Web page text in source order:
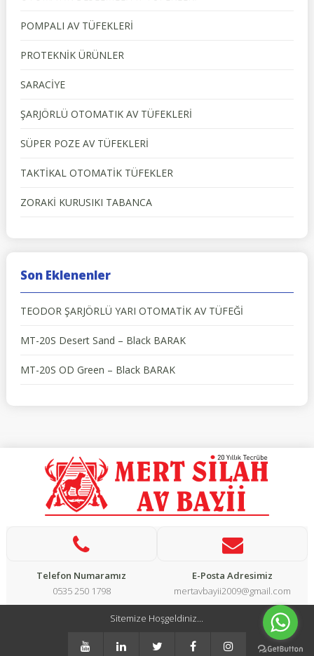
POMPALI AV TÜFEKLERİ
PROTEKNİK ÜRÜNLER
SARACİYE
ŞARJÖRLÜ OTOMATIK AV TÜFEKLERİ
SÜPER POZE AV TÜFEKLERİ
TAKTİKAL OTOMATİK TÜFEKLER
ZORAKİ KURUSIKI TABANCA
Son Eklenenler
TEODOR ŞARJÖRLÜ YARI OTOMATİK AV TÜFEĞİ
MT-20S Desert Sand – Black BARAK
MT-20S OD Green – Black BARAK
Telefon Numaramız
0535 250 1798
E-Posta Adresimiz
mertavbayii2009@gmail.com
Sitemize Hoşgeldiniz...